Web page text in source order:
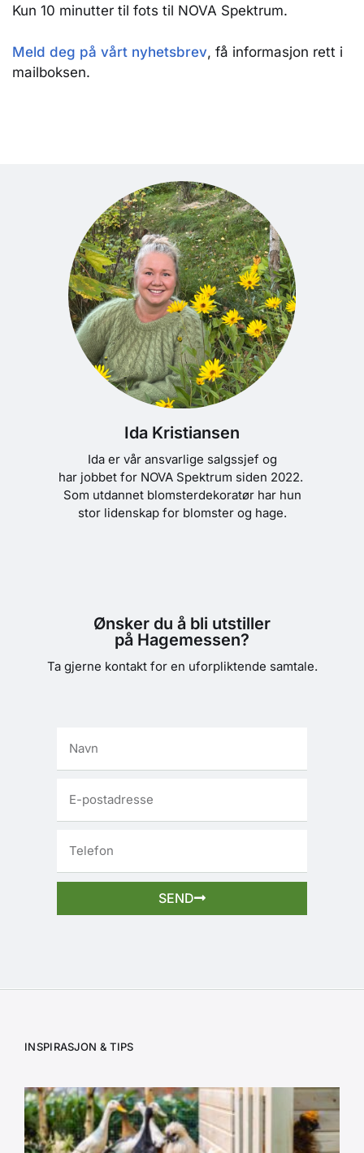
Kun 10 minutter til fots til NOVA Spektrum.
Meld deg på vårt nyhetsbrev, få informasjon rett i
mailboksen.
Ida Kristiansen
Ida er vår ansvarlige salgssjef og
har jobbet for NOVA Spektrum siden 2022.
Som utdannet blomsterdekoratør har hun
stor lidenskap for blomster og hage.
Ønsker du å bli utstiller
på Hagemessen?
Ta gjerne kontakt for en uforpliktende samtale.
SEND
INSPIRASJON & TIPS